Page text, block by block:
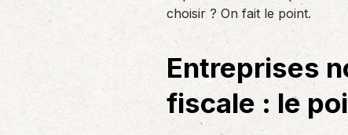
un nouvel associé…
de
Accompagnement des
En tant qu’employeur, vous êtes soumis
à des obligations et à une légalisation
choisir ? On fait le point.
Entreprises
fiscale : le